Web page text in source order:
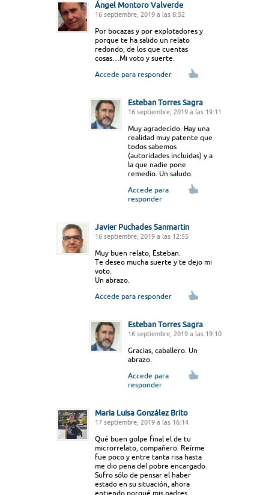
Ángel Montoro Valverde
16 septiembre, 2019 a las 8:52
Por bocazas y por explotadores y
porque te ha salido un relato
redondo, de los que cuentas
cosas…Mi voto y suerte.
Accede para responder
Esteban Torres Sagra
16 septiembre, 2019 a las 19:11
Muy agradecido. Hay una
realidad muy patente que
todos sabemos
(autoridades incluidas) y a
la que nadie pone
remedio. Un saludo.
Accede para
responder
Javier Puchades Sanmartin
16 septiembre, 2019 a las 12:55
Muy buen relato, Esteban.
Te deseo mucha suerte y te dejo mi
voto.
Un abrazo.
Accede para responder
Esteban Torres Sagra
16 septiembre, 2019 a las 19:10
Gracias, caballero. Un
abrazo.
Accede para
responder
Maria Luisa González Brito
17 septiembre, 2019 a las 16:14
Qué buen golpe final el de tu
microrrelato, compañero. Reírme
fue poco y entre tanta risa hasta
me dio pena del pobre encargado.
Sufro sólo de pensar el haber
estado en su situación, ahora
entiendo porqué mis padres